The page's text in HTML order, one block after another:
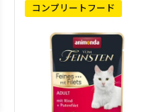
コンプリートフード